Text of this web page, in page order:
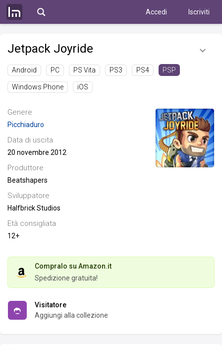
Accedi Iscriviti
Jetpack Joyride
Android PC PS Vita PS3 PS4 PSP
Windows Phone iOS
Genere
Picchiaduro
Data di uscita
20 novembre 2012
Produttore
Beatshapers
Sviluppatore
Halfbrick Studios
Età consigliata
12+
Compralo su Amazon.it
Spedizione gratuita!
Visitatore
Aggiungi alla collezione